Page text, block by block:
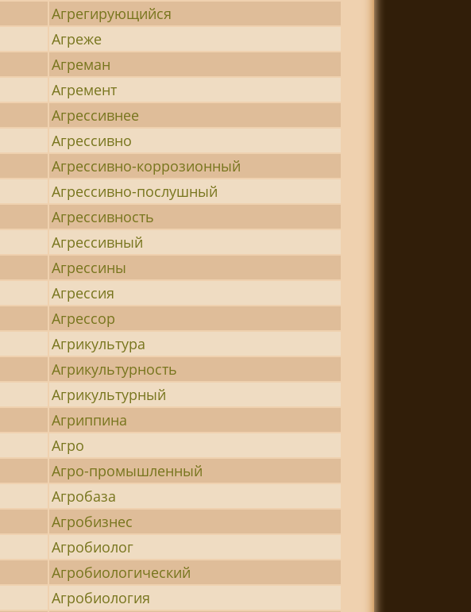
Агрегирующийся
Агреже
Агреман
Агремент
Агрессивнее
Агрессивно
Агрессивно-коррозионный
Агрессивно-послушный
Агрессивность
Агрессивный
Агрессины
Агрессия
Агрессор
Агрикультура
Агрикультурность
Агрикультурный
Агриппина
Агро
Агро-промышленный
Агробаза
Агробизнес
Агробиолог
Агробиологический
Агробиология